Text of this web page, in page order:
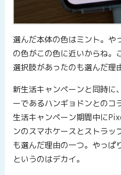
選んだ本体の色はミント。や
の色がこの色に近いからね。
選択肢があったのも選んだ理
新生活キャンペーンと同時に
ーであるハンギョドンとのコ
生活キャンペーン期間中に
ンのスマホケースとストラッ
も選んだ理由の一つ。やっぱ
というのはデカイ。